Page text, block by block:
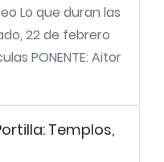
Lo que duran las
22 de febrero
PONENTE: Aitor
Templos,